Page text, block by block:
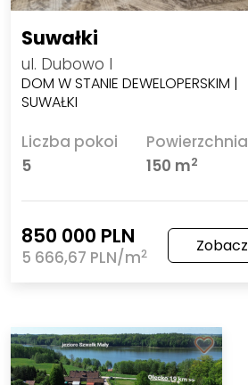
Suwałki
ul. Dubowo I
DOM W STANIE DEWELOPERSKIM |
SUWAŁKI
Liczba pokoi
5
Powierzchnia
150 m2
850 000 PLN
5 666,67 PLN/m2 Zobacz